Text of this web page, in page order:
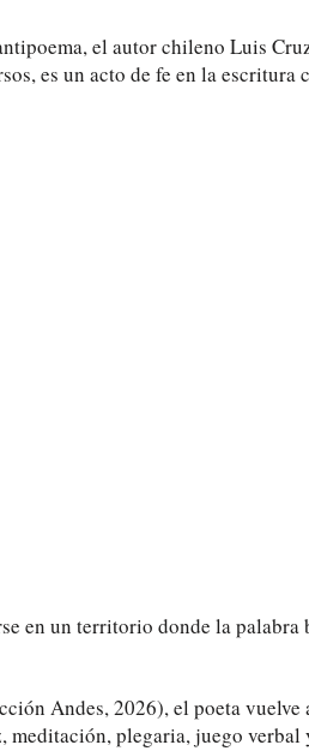
el autor chileno Luis
es un acto de fe en la escritura
en un territorio donde la palabra
Andes, 2026), el poeta vuelve
meditación, plegaria, juego verbal